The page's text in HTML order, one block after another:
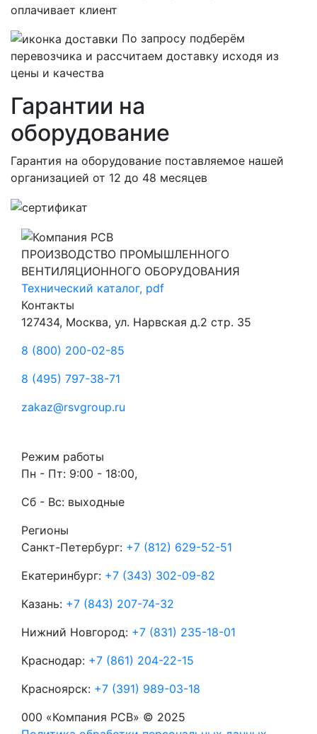
оплачивает клиент
По запросу подберём
перевозчика и рассчитаем доставку исходя из
цены и качества
Гарантии на
оборудование
Гарантия на оборудование поставляемое нашей
организацией от 12 до 48 месяцев
ПРОИЗВОДСТВО ПРОМЫШЛЕННОГО
ВЕНТИЛЯЦИОННОГО ОБОРУДОВАНИЯ
Технический каталог, pdf
Контакты
127434, Москва, ул. Нарвская д.2 стр. 35
8 (800) 200-02-85
8 (495) 797-38-71
zakaz@rsvgroup.ru
Режим работы
Пн - Пт: 9:00 - 18:00,
Сб - Вс: выходные
Регионы
Санкт-Петербург: +7 (812) 629-52-51
Екатеринбург: +7 (343) 302-09-82
Казань: +7 (843) 207-74-32
Нижний Новгород: +7 (831) 235-18-01
Краснодар: +7 (861) 204-22-15
Красноярск: +7 (391) 989-03-18
000 «Компания РСВ» © 2025